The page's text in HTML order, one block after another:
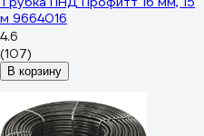
м 9664016
4.6
(107)
В корзину